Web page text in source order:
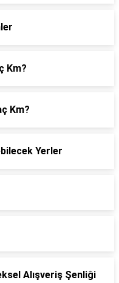
Km?
Km?
Yerler
Alışveriş Şenliği